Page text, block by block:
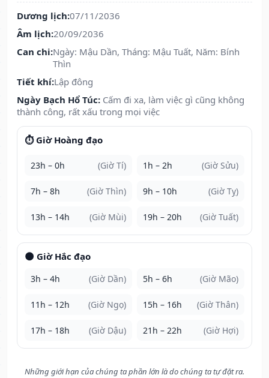
Dương lịch:07/11/2036
Âm lịch:20/09/2036
Can chi:Ngày: Mậu Dần, Tháng: Mậu Tuất, Năm: Bính
Thìn
Tiết khí:Lập đông
Ngày Bạch Hổ Túc: Cấm đi xa, làm việc gì cũng không
thành công, rất xấu trong mọi việc
⏱️ Giờ Hoàng đạo
23h – 0h (Giờ Tí) 1h – 2h (Giờ Sửu)
7h – 8h (Giờ Thìn) 9h – 10h (Giờ Tỵ)
13h – 14h (Giờ Mùi) 19h – 20h (Giờ Tuất)
🌑 Giờ Hắc đạo
3h – 4h (Giờ Dần) 5h – 6h (Giờ Mão)
11h – 12h (Giờ Ngọ) 15h – 16h (Giờ Thân)
17h – 18h (Giờ Dậu) 21h – 22h (Giờ Hợi)
Những giới hạn của chúng ta phần lớn là do chúng ta tự đặt ra.